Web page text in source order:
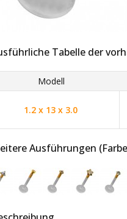
Tabelle der
Modell
1.2 x 13 x 3.0
Ausführungen